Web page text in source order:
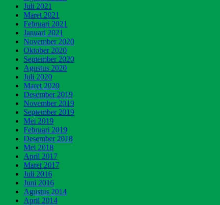
Juli 2021
Maret 2021
Februari 2021
Januari 2021
November 2020
Oktober 2020
September 2020
Agustus 2020
Juli 2020
Maret 2020
Desember 2019
November 2019
September 2019
Mei 2019
Februari 2019
Desember 2018
Mei 2018
April 2017
Maret 2017
Juli 2016
Juni 2016
Agustus 2014
April 2014